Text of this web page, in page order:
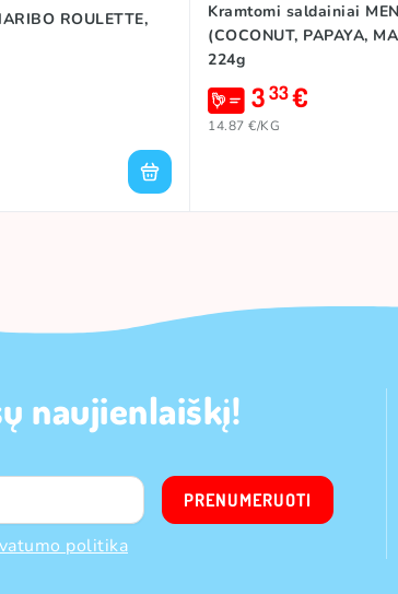
ROULETTE,
Kramtomi saldainiai
(COCONUT, PAPAYA,
224g
333€
14.87 €/KG
naujienlaiškį!
politika
PRENUMERUOTI